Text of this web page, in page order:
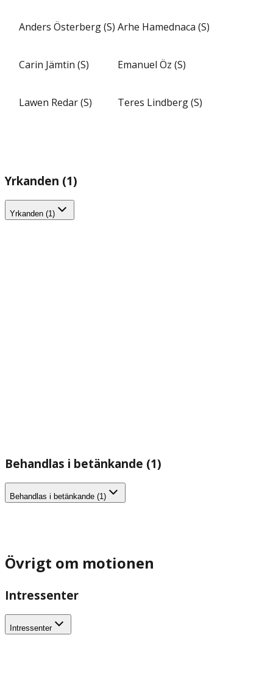
Anders Österberg (S) Arhe Hamednaca (S)
Carin Jämtin (S) Emanuel Öz (S)
Lawen Redar (S) Teres Lindberg (S)
Yrkanden (1)
Yrkanden (1)
Behandlas i betänkande (1)
Behandlas i betänkande (1)
Övrigt om motionen
Intressenter
Intressenter